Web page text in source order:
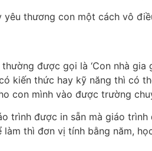
thương con một cách vô
được gọi là ‘Con nhà
kiến thức hay kỹ năng thì có
con mình vào được trường
trình được in sẵn mà giáo
thì đơn vị tính bằng năm,